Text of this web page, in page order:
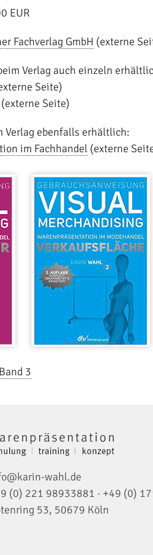
EUR
Fachverlag GmbH (externe
Verlag auch einzeln
Seite)
(externe Seite)
Verlag ebenfalls erhältlich:
im Fachhandel(externe
Band 3
wahl.de
(0) 221 98933881 · +49 (0)
53, 50679 Köln